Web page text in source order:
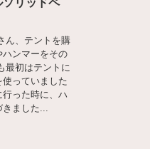
リッドペ
ん、テントを購
ハンマーをその
最初はテントに
っていました
った時に、ハ
ました...